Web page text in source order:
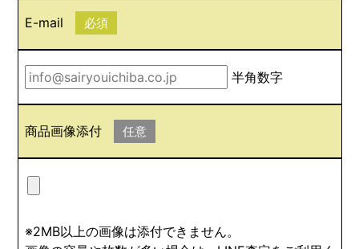
E-mail 必須
半角数字
商品画像添付 任意
※2MB以上の画像は添付できません。